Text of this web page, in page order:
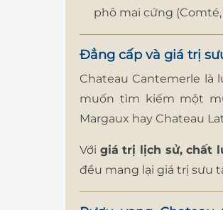
phô mai cứng (Comté,
Đẳng cấp và giá trị
Chateau Cantemerle là
muốn tìm kiếm một
Margaux hay Chateau
Với giá trị lịch sử, chất
đều mang lại giá trị sưu